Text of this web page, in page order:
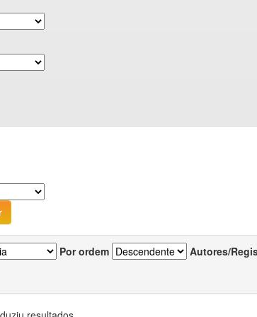
Por ordem Autores/